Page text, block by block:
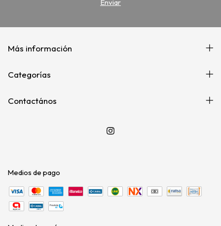
Más información
Categorías
Contactános
Medios de pago